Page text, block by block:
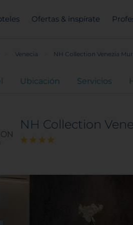
Ofertas & inspírate
Venecia NH Collection Venezia
Ubicación Servicios
NH Collection